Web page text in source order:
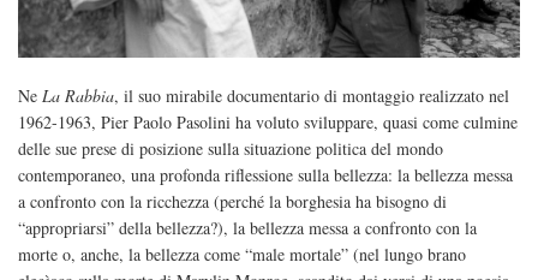
Ne La Rabbia, il suo mirabile documentario di montaggio realizzato nel
1962-1963, Pier Paolo Pasolini ha voluto sviluppare, quasi come culmine
delle sue prese di posizione sulla situazione politica del mondo
contemporaneo, una profonda riflessione sulla bellezza: la bellezza messa
a confronto con la ricchezza (perché la borghesia ha bisogno di
“appropriarsi” della bellezza?), la bellezza messa a confronto con la
morte o, anche, la bellezza come “male mortale” (nel lungo brano